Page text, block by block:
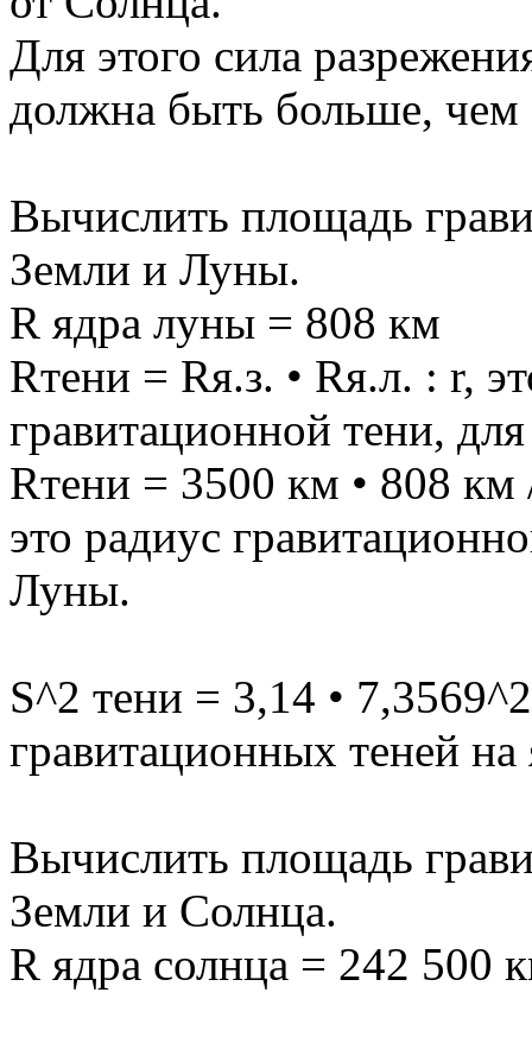
Для этого сила
должна быть больше, чем
Вычислить площадь
Земли и Луны.
R ядра луны = 808 км
Rтени = Rя.з. • Rя.л. : r,
гравитационной тени,
Rтени = 3500 км • 808
это радиус
Луны.
S^2 тени = 3,14 •
гравитационных теней
Вычислить площадь
Земли и Солнца.
R ядра солнца = 242 500